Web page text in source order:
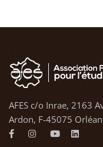
AFES c/o Inrae, 2163
Ardon, F-45075